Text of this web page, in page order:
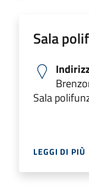
Sala
Sala
LEGGI DI PIÙ